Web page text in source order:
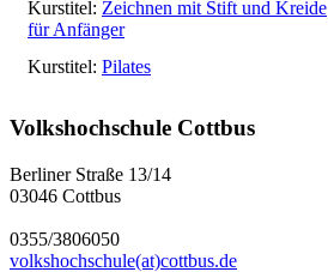
Kurstitel: Zeichnen mit Stift und Kreide
für Anfänger
Kurstitel: Pilates
Volkshochschule Cottbus
Berliner Straße 13/14
03046 Cottbus
0355/3806050
volkshochschule(at)cottbus.de